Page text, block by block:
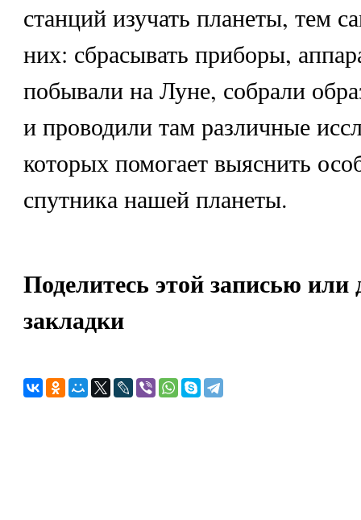
станций изучать планеты, тем
них: сбрасывать приборы,
побывали на Луне, собрали
и проводили там различные
которых помогает выяснить
спутника нашей планеты.
Поделитесь этой записью или
закладки